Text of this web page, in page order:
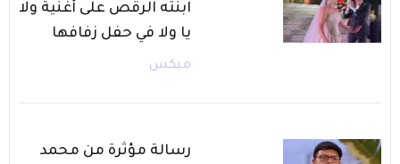
ابنته الرقص على أغنية ولا
يا ولا في حفل زفافها
ميكس
رسالة مؤثرة من محمد